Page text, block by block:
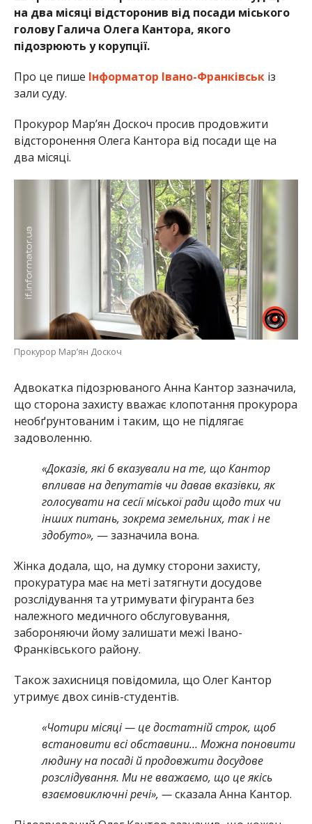
на два місяці відсторонив від посади міського
голову Галича Олега Кантора, якого
підозрюють у корупції.
Про це пише Інформатор Івано-Франківськіз
зали суду.
Прокурор Мар’ян Доскоч просив продовжити
відсторонення Олега Кантора від посади ще на
два місяці.
Прокурор Мар’ян Доскоч
Адвокатка підозрюваного Анна Кантор зазначила,
що сторона захисту вважає клопотання прокурора
необґрунтованим і таким, що не підлягає
задоволенню.
«Доказів, які б вказували на те, що Кантор
впливав на депутатів чи давав вказівки, як
голосувати на сесії міської ради щодо тих чи
інших питань, зокрема земельних, так і не
здобуто», — зазначила вона.
Жінка додала, що, на думку сторони захисту,
прокуратура має на меті затягнути досудове
розслідування та утримувати фігуранта без
належного медичного обслуговування,
забороняючи йому залишати межі Івано-
Франківського району.
Також захисниця повідомила, що Олег Кантор
утримує двох синів-студентів.
«Чотири місяці — це достатній строк, щоб
встановити всі обставини… Можна поновити
людину на посаді й продовжити досудове
розслідування. Ми не вважаємо, що це якісь
взаємовиключні речі», —сказала Анна Кантор.